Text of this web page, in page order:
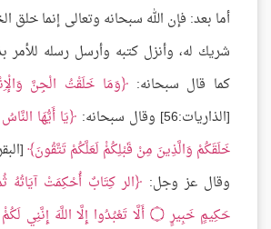
أما بعد: فإن الله سبحانه وتعالى إنما خلق
شريك له، وأنزل كتبه وأرسل رسله للأمر
كما قال سبحانه: وَمَا خَلَقْتُ الْجِنَّ
[الذاريات:56] وقال سبحانه:
يَا أَيُّهَا
خَلَقَكُمْ وَالَّذِينَ مِنْ قَبْلِكُمْْ لَعَلَّكُمْ تَتَّقُونَ
وقال عز وجل:
الر كِتَابٌ أُحْكِمَتْ
حَكِيمٍ خَبِيرٍ۝ أَلَّا تَعْبُدُوا إِلَّا اللَّهَ إِنَّنِي